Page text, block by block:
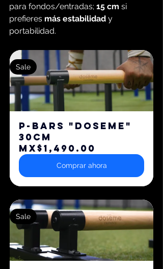
para fondos/entradas; 15 cm si
prefieres más estabilidad y
portabilidad.
Sale
P-BARS "DOSEME"
30cm
MX$1,490.00
Comprar ahora
Sale